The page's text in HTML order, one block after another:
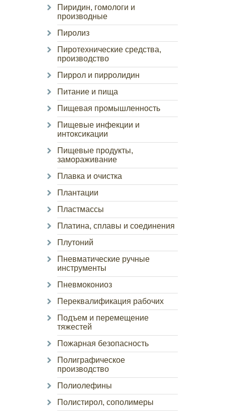
Пиридин, гомологи и
производные
Пиролиз
Пиротехнические средства,
производство
Пиррол и пирролидин
Питание и пища
Пищевая промышленность
Пищевые инфекции и
интоксикации
Пищевые продукты,
замораживание
Плавка и очистка
Плантации
Пластмассы
Платина, сплавы и соединения
Плутоний
Пневматические ручные
инструменты
Пневмокониоз
Переквалификация рабочих
Подъем и перемещение
тяжестей
Пожарная безопасность
Полиграфическое
производство
Полиолефины
Полистирол, сополимеры